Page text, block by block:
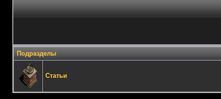
Подразделы
Статьи